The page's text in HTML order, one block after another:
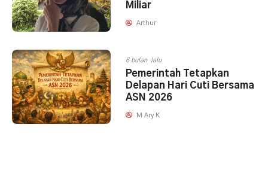
Miliar
Arthur
6 bulan lalu
Pemerintah Tetapkan
Delapan Hari Cuti Bersama
ASN 2026
M Ary K